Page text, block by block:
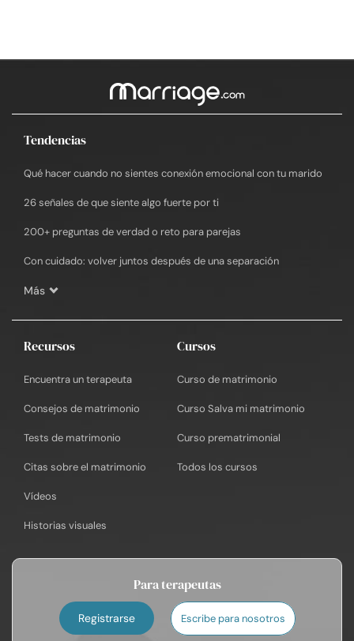
Tendencias
Qué hacer cuando no sientes conexión emocional con tu marido
26 señales de que siente algo fuerte por ti
200+ preguntas de verdad o reto para parejas
Con cuidado: volver juntos después de una separación
Más
Recursos
Encuentra un terapeuta
Consejos de matrimonio
Tests de matrimonio
Citas sobre el matrimonio
Vídeos
Historias visuales
Cursos
Curso de matrimonio
Curso Salva mi matrimonio
Curso prematrimonial
Todos los cursos
Para terapeutas
Registrarse Escribe para nosotros